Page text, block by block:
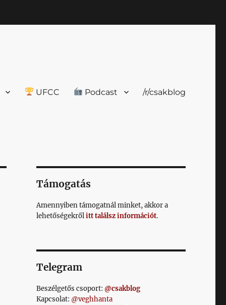
UFCC Podcast /r/csakblog
Támogatás
Amennyiben támogatnál minket, akkor a
lehetőségekrőlitt találsz információt.
Telegram
Beszélgetős csoport: @csakblog
Kapcsolat: @veghhanta